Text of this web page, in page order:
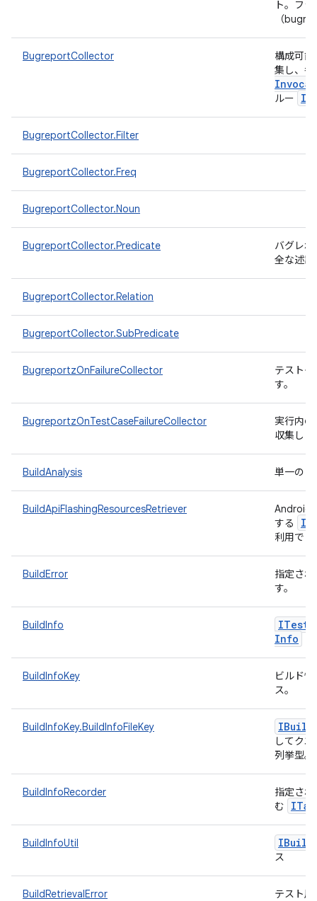
ト。フ
（
BugreportCollector
構成可
集し、
ルー
BugreportCollector.Filter
BugreportCollector.Freq
BugreportCollector.Noun
BugreportCollector.Predicate
バグレ
全な述
BugreportCollector.Relation
BugreportCollector.SubPredicate
BugreportzOnFailureCollector
テスト
す。
BugreportzOnTestCaseFailureCollector
実行内
収集し
BuildAnalysis 単一の
BuildApiFlashingResourcesRetriever
Android
する
利用で
BuildError
指定さ
す。
BuildInfo ITest
Info
BuildInfoKey
ビルド
ス。
BuildInfoKey.BuildInfoFileKey IBuild
してク
列挙型。
BuildInfoRecorder
指定さ
む
BuildInfoUtil IBuild
ス
BuildRetrievalError
テスト